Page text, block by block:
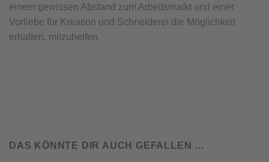
einem gewissen Abstand zum Arbeitsmarkt und einer
Vorliebe für Kreation und Schneiderei die Möglichkeit
erhalten, mitzuhelfen.
DAS KÖNNTE DIR AUCH GEFALLEN …